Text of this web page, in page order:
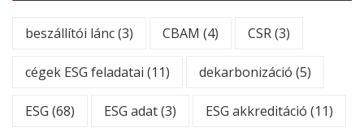
beszállítói lánc(3) CBAM (4) CSR(3)
cégek ESG feladatai (11) dekarbonizáció (5)
ESG (68) ESG adat(3) ESG akkreditáció (11)